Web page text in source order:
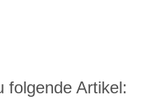
folgende Artikel: